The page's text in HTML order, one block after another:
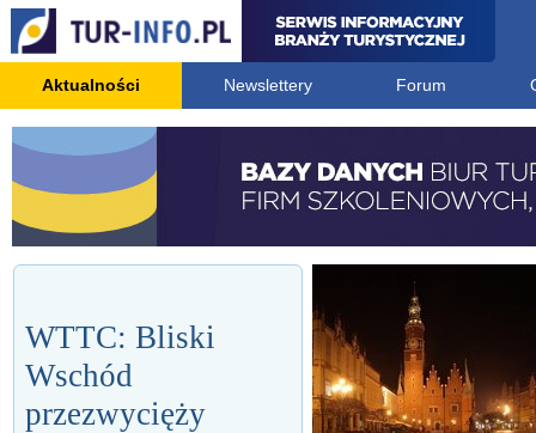
Aktualności Newslettery Forum
WTTC: Bliski
Wschód
przezwycięży